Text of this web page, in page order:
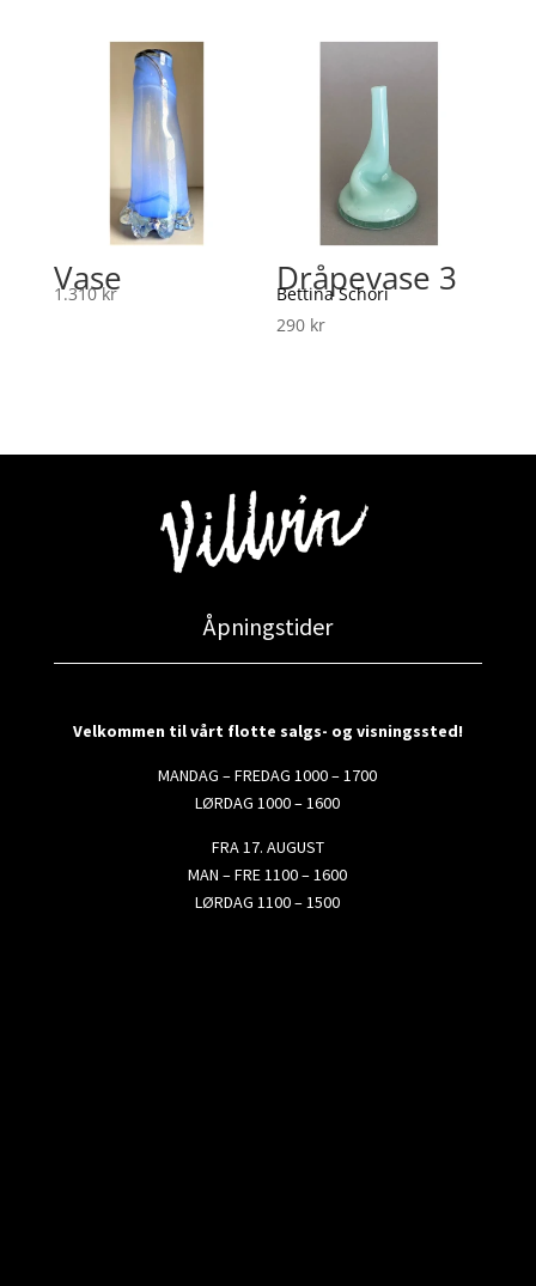
Vase
1.310kr Dråpevase 3
Bettina Schori
290 kr
Åpningstider
Velkommen til vårt flotte salgs- og visningssted!
MANDAG – FREDAG 1000 – 1700
LØRDAG 1000 – 1600
FRA 17. AUGUST
MAN – FRE 1100 – 1600
LØRDAG 1100 – 1500